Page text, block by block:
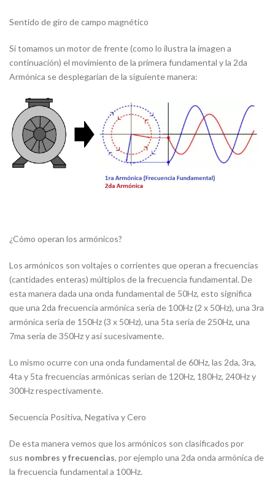
Sentido de giro de campo magnético
Si tomamos un motor de frente (como lo ilustra la imagen a
continuación) el movimiento de la primera fundamental y la 2da
Armónica se desplegarían de la siguiente manera:
¿Cómo operan los armónicos?
Los armónicos son voltajes o corrientes que operan a frecuencias
(cantidades enteras) múltiplos de la frecuencia fundamental. De
esta manera dada una onda fundamental de 50Hz, esto significa
que una 2da frecuencia armónica sería de 100Hz (2 x 50Hz), una 3ra
armónica seria de 150Hz (3 x 50Hz), una 5ta sería de 250Hz, una
7ma seria de 350Hz y así sucesivamente.
Lo mismo ocurre con una onda fundamental de 60Hz, las 2da, 3ra,
4ta y 5ta frecuencias armónicas serían de 120Hz, 180Hz, 240Hz y
300Hz respectivamente.
Secuencia Positiva, Negativa y Cero
De esta manera vemos que los armónicos son clasificados por
sus nombres y frecuencias, por ejemplo una 2da onda armónica de
la frecuencia fundamental a 100Hz.